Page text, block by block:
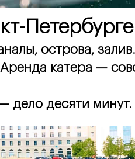
Петербурге
острова,
катера —
дело десяти минут.